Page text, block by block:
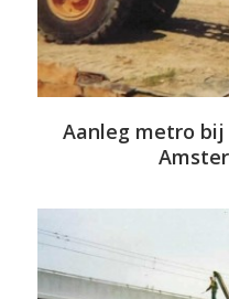
Aanleg metro